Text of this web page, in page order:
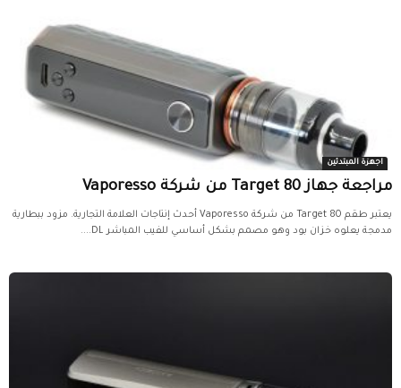
اجهزة المبتدئين
مراجعة جهاز Target 80 من شركة Vaporesso
يعتبر طقم Target 80 من شركة Vaporesso أحدث إنتاجات العلامة التجارية. مزود ببطارية
مدمجة يعلوه خزان بود وهو مصمم بشكل أساسي للفيب المباشر DL....